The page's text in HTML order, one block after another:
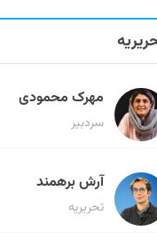
مهرک محمودی
سردبیر
آرش برهمند
تحریریه